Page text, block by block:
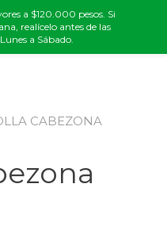
CABEZONA
a $120.000 pesos. Si
realícelo antes de las
a Sábado.